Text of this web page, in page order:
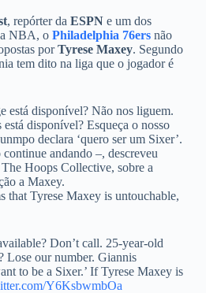
, repórter da ESPN e um dos
NBA, o Philadelphia 76ers não
porTyrese Maxey. Segundo
tem dito na liga que o jogador é
está disponível? Não nos liguem.
disponível? Esqueça o nosso
declara ‘quero ser um Sixer’.
andando –, descreveu
Hoops Collective, sobre a
a Maxey.
that Tyrese Maxey is untouchable,
Don’t call. 25-year-old
Lose our number. Giannis
to be a Sixer.’ If Tyrese Maxey is
Y6KsbwmbOa